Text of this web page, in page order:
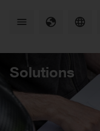
content
Solutions